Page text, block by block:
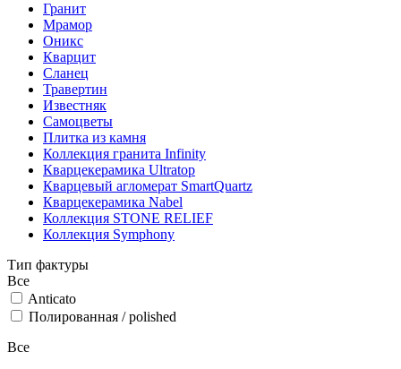
Гранит
Мрамор
Оникс
Кварцит
Сланец
Травертин
Известняк
Самоцветы
Плитка из камня
Коллекция гранита Infinity
Кварцекерамика Ultratop
Кварцевый агломерат SmartQuartz
Кварцекерамика Nabel
Коллекция STONE RELIEF
Коллекция Symphony
Тип фактуры
Все
Anticato
Полированная /polished
Все